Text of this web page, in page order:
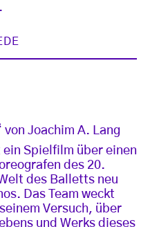
Joachim A. Lang
ein Spielfilm über einen
des 20.
des Balletts neu
Das Team weckt
Versuch, über
und Werks dieses